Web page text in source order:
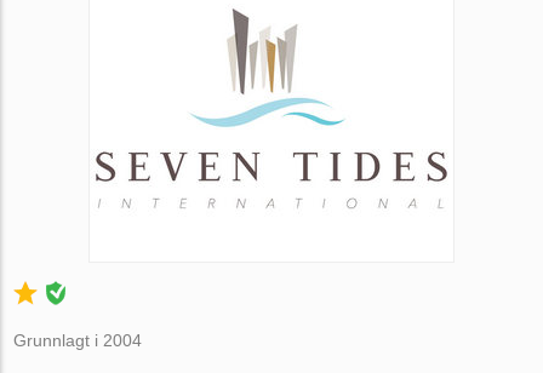
Grunnlagt i 2004